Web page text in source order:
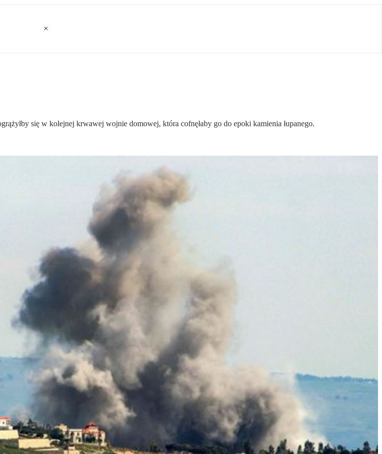
się w kolejnej krwawej wojnie domowej, która cofnęłaby go do epoki kamienia łupanego.